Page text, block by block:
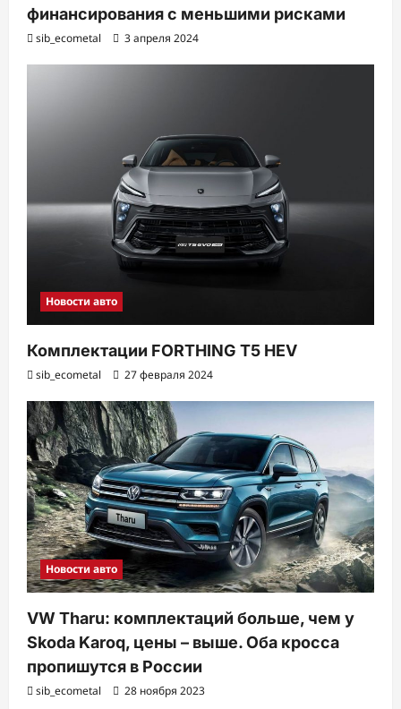
финансирования с меньшими рисками
sib_ecometal 3 апреля 2024
Новости авто
Комплектации FORTHING T5 HEV
sib_ecometal 27 февраля 2024
Новости авто
VW Tharu: комплектаций больше, чем у
Skoda Karoq, цены – выше. Оба кросса
пропишутся в России
sib_ecometal 28 ноября 2023